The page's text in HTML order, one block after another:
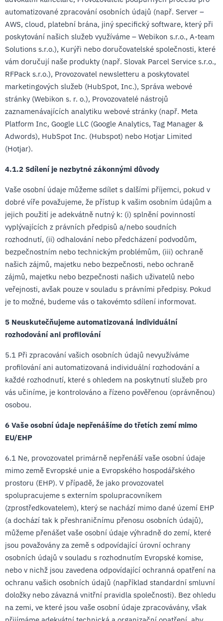
automatizované zpracování osobních údajů (např. Server –
AWS, cloud, platební brána, jiný specifický software, který při
poskytování našich služeb využíváme – Webikon s.r.o., A-team
Solutions s.r.o.), Kurýři nebo doručovatelské společnosti, které
vám doručují naše produkty (např. Slovak Parcel Service s.r.o.,
RFPack s.r.o.), Provozovatel newsletteru a poskytovatel
marketingových služeb (HubSpot, Inc.), Správa webové
stránky (Webikon s. r. o.), Provozovatelé nástrojů
zaznamenávajících analytiku webové stránky (např. Meta
Platform Inc, Google LLC (Google Analytics, Tag Manager &
Adwords), HubSpot Inc. (Hubspot) nebo Hotjar Limited
(Hotjar).
4.1.2 Sdílení je nezbytné zákonnými důvody
Vaše osobní údaje můžeme sdílet s dalšími příjemci, pokud v
dobré víře považujeme, že přístup k vašim osobním údajům a
jejich použití je adekvátně nutný k: (i) splnění povinností
vyplývajících z právních předpisů a/nebo soudních
rozhodnutí, (ii) odhalování nebo předcházení podvodům,
bezpečnostním nebo technickým problémům, (iii) ochraně
našich zájmů, majetku nebo bezpečnosti, nebo ochraně
zájmů, majetku nebo bezpečnosti našich uživatelů nebo
veřejnosti, avšak pouze v souladu s právními předpisy. Pokud
je to možné, budeme vás o takovémto sdílení informovat.
5 Neuskutečňujeme automatizovaná individuální
rozhodování ani profilování
5.1 Při zpracování vašich osobních údajů nevyužíváme
profilování ani automatizovaná individuální rozhodování a
každé rozhodnutí, které s ohledem na poskytnutí služeb pro
vás učiníme, je kontrolováno a řízeno pověřenou (oprávněnou)
osobou.
6 Vaše osobní údaje nepřenášíme do třetích zemí mimo
EU/EHP
6.1 Ne, provozovatel primárně nepřenáší vaše osobní údaje
mimo země Evropské unie a Evropského hospodářského
prostoru (EHP). V případě, že jako provozovatel
spolupracujeme s externím spolupracovníkem
(zprostředkovatelem), který se nachází mimo dané území EHP
(a dochází tak k přeshraničnímu přenosu osobních údajů),
můžeme přenášet vaše osobní údaje výhradně do zemí, které
jsou považovány za země s odpovídající úrovní ochrany
osobních údajů v souladu s rozhodnutím Evropské komise,
nebo v nichž jsou zavedena odpovídající ochranná opatření na
ochranu vašich osobních údajů (například standardní smluvní
doložky nebo závazná vnitřní pravidla společnosti). Bez ohledu
na zemi, ve které jsou vaše osobní údaje zpracovávány, však